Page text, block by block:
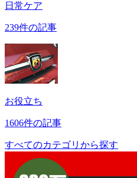
日常ケア
239件の記事
お役立ち
1606件の記事
すべてのカテゴリから探す